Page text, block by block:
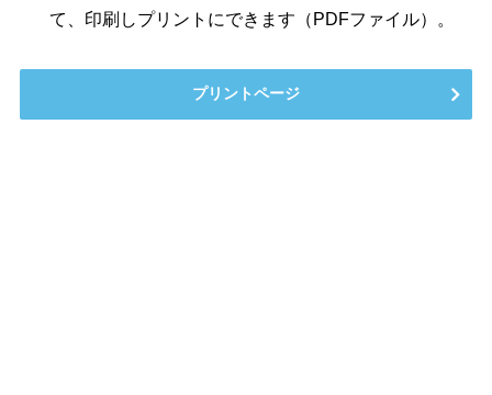
て、印刷しプリントにできます（PDFファイル）。
プリントページ